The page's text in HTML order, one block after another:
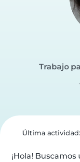
Trabajo
Última actividad:
¡Hola!